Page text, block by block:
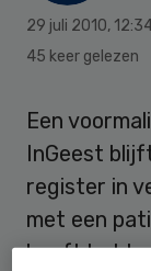
29 juli 2010,
45 keer gelezen
Een
InGeest
register in
met een
heeft het